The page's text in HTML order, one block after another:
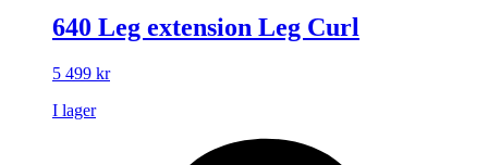
640 Leg extension Leg Curl
5 499 kr
I lager